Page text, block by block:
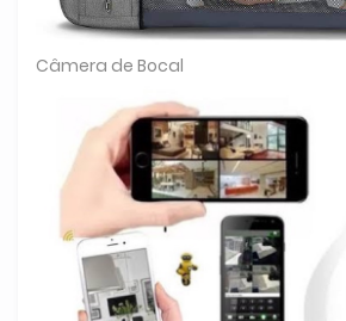
Câmera de Bocal